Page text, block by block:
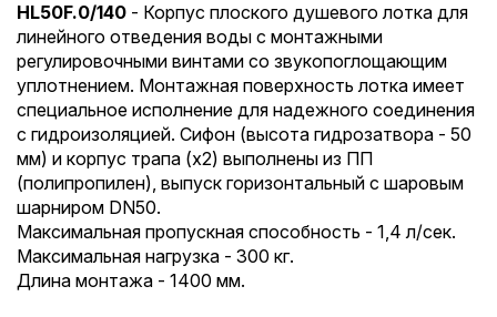
HL50F.0/140 - Корпус плоского душевого лотка для
линейного отведения воды с монтажными
регулировочными винтами со звукопоглощающим
уплотнением. Монтажная поверхность лотка имеет
специальное исполнение для надежного соединения
с гидроизоляцией. Сифон (высота гидрозатвора - 50
мм) и корпус трапа (x2) выполнены из ПП
(полипропилен), выпуск горизонтальный с шаровым
шарниром DN50.
Максимальная пропускная способность - 1,4 л/сек.
Максимальная нагрузка - 300 кг.
Длина монтажа - 1400 мм.